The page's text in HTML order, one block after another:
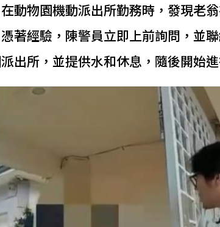
動物園機動派出所勤務時，發現老
著經驗，陳警員立即上前詢問，並
出所，並提供水和休息，隨後開始